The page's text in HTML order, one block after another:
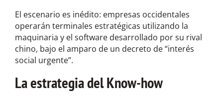
El escenario es inédito: empresas occidentales
operarán terminales estratégicas utilizando la
maquinaria y el software desarrollado por su rival
chino, bajo el amparo de un decreto de “interés
social urgente”.
La estrategia del Know-how